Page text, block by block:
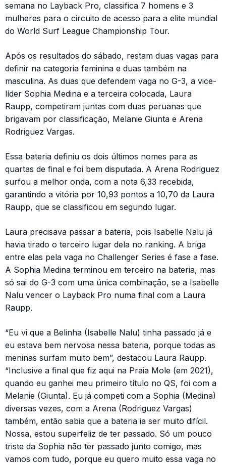
semana no Layback Pro, classifica 7 homens e 3
mulheres para o circuito de acesso para a elite mundial
do World Surf League Championship Tour.
Após os resultados do sábado, restam duas vagas para
definir na categoria feminina e duas também na
masculina. As duas que defendem vaga no G-3, a vice-
líder Sophia Medina e a terceira colocada, Laura
Raupp, competiram juntas com duas peruanas que
brigavam por classificação, Melanie Giunta e Arena
Rodriguez Vargas.
Essa bateria definiu os dois últimos nomes para as
quartas de final e foi bem disputada. A Arena Rodriguez
surfou a melhor onda, com a nota 6,33 recebida,
garantindo a vitória por 10,93 pontos a 10,70 da Laura
Raupp, que se classificou em segundo lugar.
Laura precisava passar a bateria, pois Isabelle Nalu já
havia tirado o terceiro lugar dela no ranking. A briga
entre elas pela vaga no Challenger Series é fase a fase.
A Sophia Medina terminou em terceiro na bateria, mas
só sai do G-3 com uma única combinação, se a Isabelle
Nalu vencer o Layback Pro numa final com a Laura
Raupp.
“Eu vi que a Belinha (Isabelle Nalu) tinha passado já e
eu estava bem nervosa nessa bateria, porque todas as
meninas surfam muito bem”, destacou Laura Raupp.
“Inclusive a final que fiz aqui na Praia Mole (em 2021),
quando eu ganhei meu primeiro título no QS, foi com a
Melanie (Giunta). Eu já competi com a Sophia (Medina)
diversas vezes, com a Arena (Rodriguez Vargas)
também, então sabia que a bateria ia ser muito difícil.
Nossa, estou superfeliz de ter passado. Só um pouco
triste da Sophia não ter passado junto comigo, mas
vamos com tudo, porque eu quero muito essa vaga no